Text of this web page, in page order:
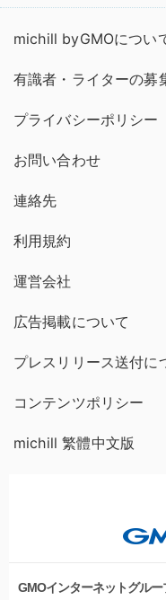
michill byGMOについ
有識者・ライターの募
プライバシーポリシー
お問い合わせ
連絡先
利用規約
運営会社
広告掲載について
プレスリリース送付に
コンテンツポリシー
michill 繁體中文版
GMOインターネットグル